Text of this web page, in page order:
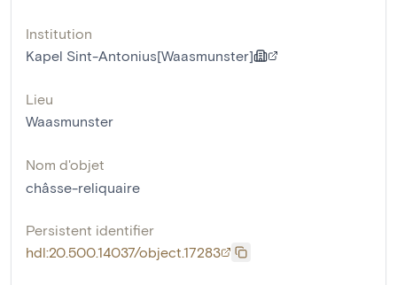
Institution
Kapel Sint-Antonius[Waasmunster]
Lieu
Waasmunster
Nom d'objet
châsse-reliquaire
Persistent identifier
hdl:20.500.14037/object.17283